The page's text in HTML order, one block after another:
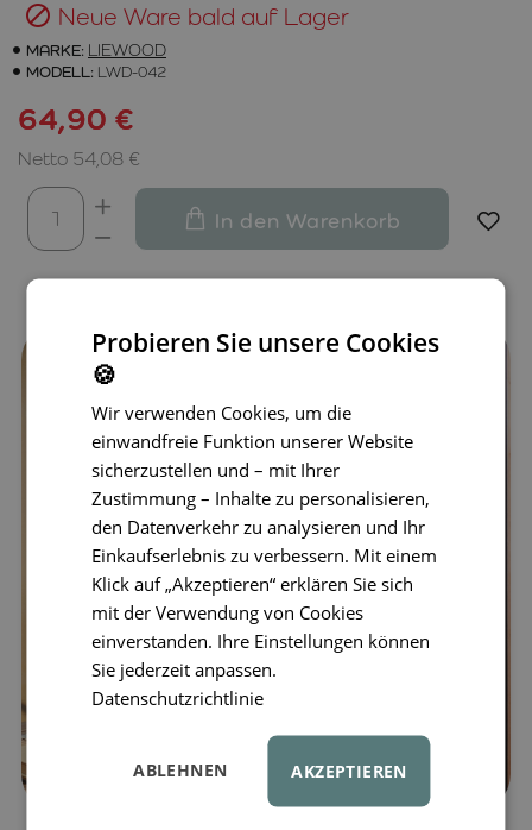
Neue Ware bald auf Lager
MARKE: LIEWOOD
MODELL: LWD-042
64,90 €
Netto 54,08 €
In den Warenkorb
Probieren Sie unsere Cookies
🍪
Wir verwenden Cookies, um die
einwandfreie Funktion unserer Website
sicherzustellen und – mit Ihrer
Zustimmung – Inhalte zu personalisieren,
den Datenverkehr zu analysieren und Ihr
Einkaufserlebnis zu verbessern. Mit einem
Klick auf „Akzeptieren“ erklären Sie sich
mit der Verwendung von Cookies
einverstanden. Ihre Einstellungen können
Sie jederzeit anpassen.
Datenschutzrichtlinie
AKZEPTIEREN
ABLEHNEN